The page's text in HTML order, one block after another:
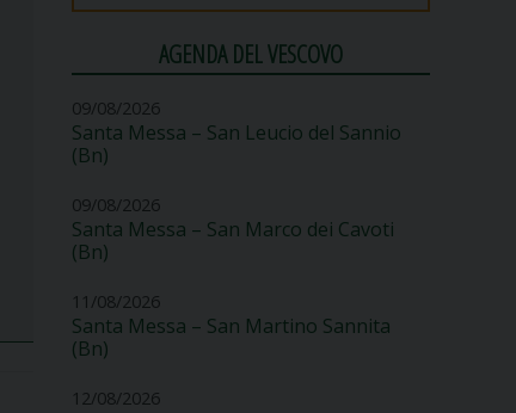
AGENDA DEL VESCOVO
09/08/2026
Santa Messa – San Leucio del Sannio
(Bn)
09/08/2026
Santa Messa – San Marco dei Cavoti
(Bn)
11/08/2026
Santa Messa – San Martino Sannita
(Bn)
12/08/2026